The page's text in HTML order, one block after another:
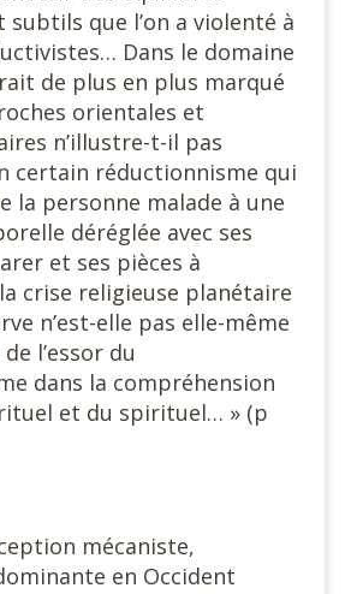
que l’on a violenté à
Dans le domaine
de plus en plus marqué
orientales et
n’illustre-t-il pas
certain réductionnisme qui
la personne malade à une
déréglée avec ses
et ses pièces à
crise religieuse planétaire
n’est-elle pas elle-même
l’essor du
dans la compréhension
et du spirituel… » (p
mécaniste,
en Occident